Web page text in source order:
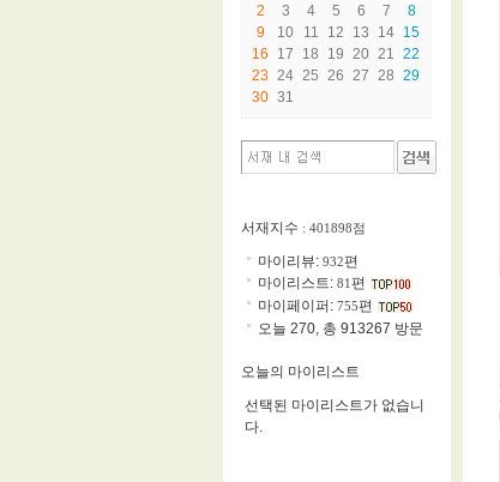
2
3 4 5 6 7
8
9
10 11 12 13 14 15
16
17 18 19 20 21 22
23 24 25 26 27 28 29
30 31
서재지수 : 401898점
마이리뷰: 932편
마이리스트: 81편
마이페이퍼: 755편
오늘 270, 총 913267 방문
오늘의 마이리스트
선택된 마이리스트가 없습니
다.